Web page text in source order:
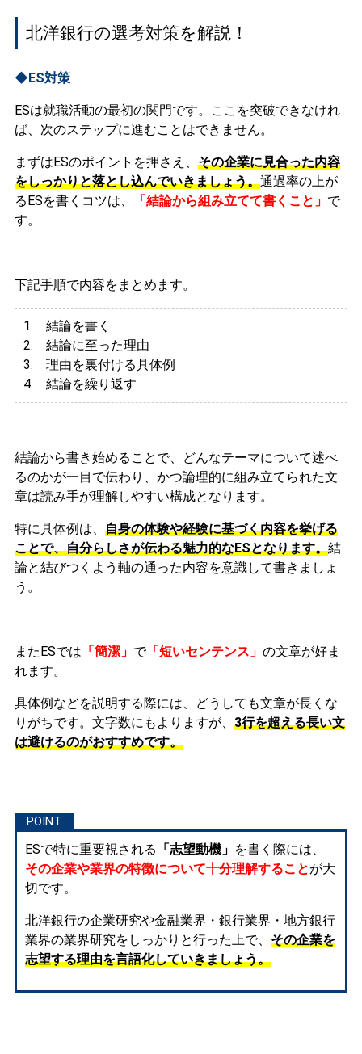
北洋銀行の選考対策を解説！
◆ES対策
ESは就職活動の最初の関門です。ここを突破できなけれ
ば、次のステップに進むことはできません。
まずはESのポイントを押さえ、 その企業に見合った内容
をしっかりと落とし込んでいきましょう。通過率の上が
るESを書くコツは、
「結論から組み立てて書くこと」 で
す。
下記手順で内容をまとめます。
1. 結論を書く
2. 結論に至った理由
3. 理由を裏付ける具体例
4. 結論を繰り返す
結論から書き始めることで、どんなテーマについて述べ
るのかが一目で伝わり、かつ論理的に組み立てられた文
章は読み手が理解しやすい構成となります。
特に具体例は、 自身の体験や経験に基づく内容を挙げる
ことで、自分らしさが伝わる魅力的なESとなります。結
論と結びつくよう軸の通った内容を意識して書きましょ
う。
またESでは 「簡潔」 で「短いセンテンス」 の文章が好ま
れます。
具体例などを説明する際には、どうしても文章が長くな
りがちです。文字数にもよりますが、 3行を超える長い文
は避けるのがおすすめです。
ESで特に重要視される 「志望動機」 を書く際には、
その企業や業界の特徴について十分理解することが大
切です。
北洋銀行の企業研究や金融業界・銀行業界・地方銀行
業界の業界研究をしっかりと行った上で、 その企業を
志望する理由を言語化していきましょう。